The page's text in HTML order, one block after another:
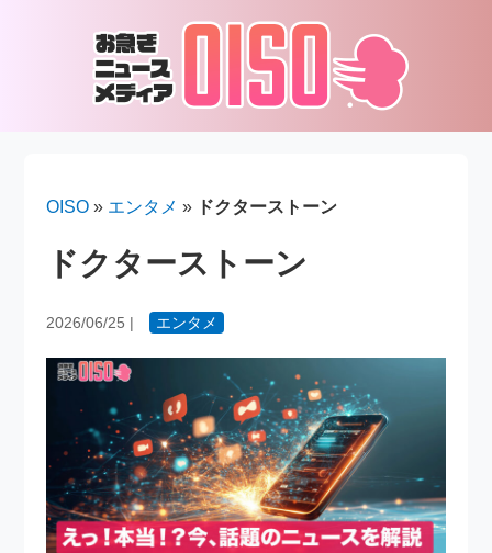
OISO » エンタメ » ドクターストーン
ドクターストーン
2026/06/25 | エンタメ